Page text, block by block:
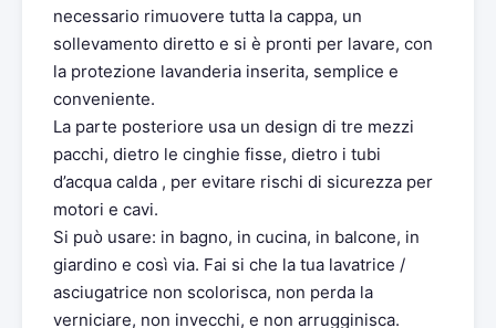
necessario rimuovere tutta la cappa, un
sollevamento diretto e si è pronti per lavare, con
la protezione lavanderia inserita, semplice e
conveniente.
La parte posteriore usa un design di tre mezzi
pacchi, dietro le cinghie fisse, dietro i tubi
d’acqua calda , per evitare rischi di sicurezza per
motori e cavi.
Si può usare: in bagno, in cucina, in balcone, in
giardino e così via. Fai si che la tua lavatrice /
asciugatrice non scolorisca, non perda la
verniciare, non invecchi, e non arrugginisca.